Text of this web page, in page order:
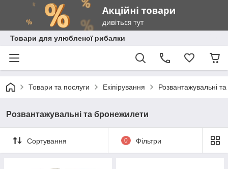
Товари для улюбленої рибалки
Товари та послуги Екіпірування Розвантажувальні
Розвантажувальні та бронежилети
Сортування 0 Фільтри